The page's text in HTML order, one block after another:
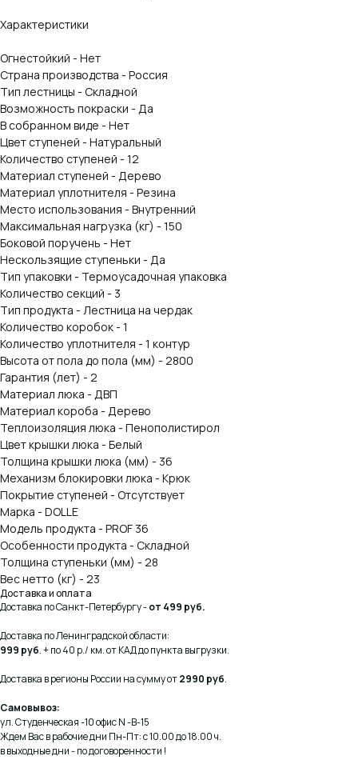
Характеристики
Огнестойкий - Нет
Страна производства - Россия
Тип лестницы - Складной
Возможность покраски - Да
В собранном виде - Нет
Цвет ступеней - Натуральный
Количество ступеней - 12
Материал ступеней - Дерево
Материал уплотнителя - Резина
Место использования - Внутренний
Максимальная нагрузка (кг) - 150
Боковой поручень - Нет
Нескользящие ступеньки - Да
Тип упаковки - Термоусадочная упаковка
Количество секций - 3
Тип продукта - Лестница на чердак
Количество коробок - 1
Количество уплотнителя - 1 контур
Высота от пола до пола (мм) - 2800
Гарантия (лет) - 2
Материал люка - ДВП
Материал короба - Дерево
Теплоизоляция люка - Пенополистирол
Цвет крышки люка - Белый
Толщина крышки люка (мм) - 36
Механизм блокировки люка - Крюк
Покрытие ступеней - Отсутствует
Марка - DOLLE
Модель продукта - PROF 36
Особенности продукта - Складной
Толщина ступеньки (мм) - 28
Вес нетто (кг) - 23
Доставка и оплата
Доставка по Санкт-Петербургу -от 499 руб.
Доставка по Ленинградской области:
999 руб. + по 40 р./ км. от КАД до пункта выгрузки.
Доставка в регионы России на сумму от2990 руб.
Самовывоз:
ул. Студенческая -10 офис N -В-15
Ждем Вас в рабочие дни Пн-Пт: с 10.00 до 18.00 ч.
в выходные дни - по договоренности !
КОНСУЛЬТАЦИЯ
Мы ответим на все вопросы, поможем с планировкой,